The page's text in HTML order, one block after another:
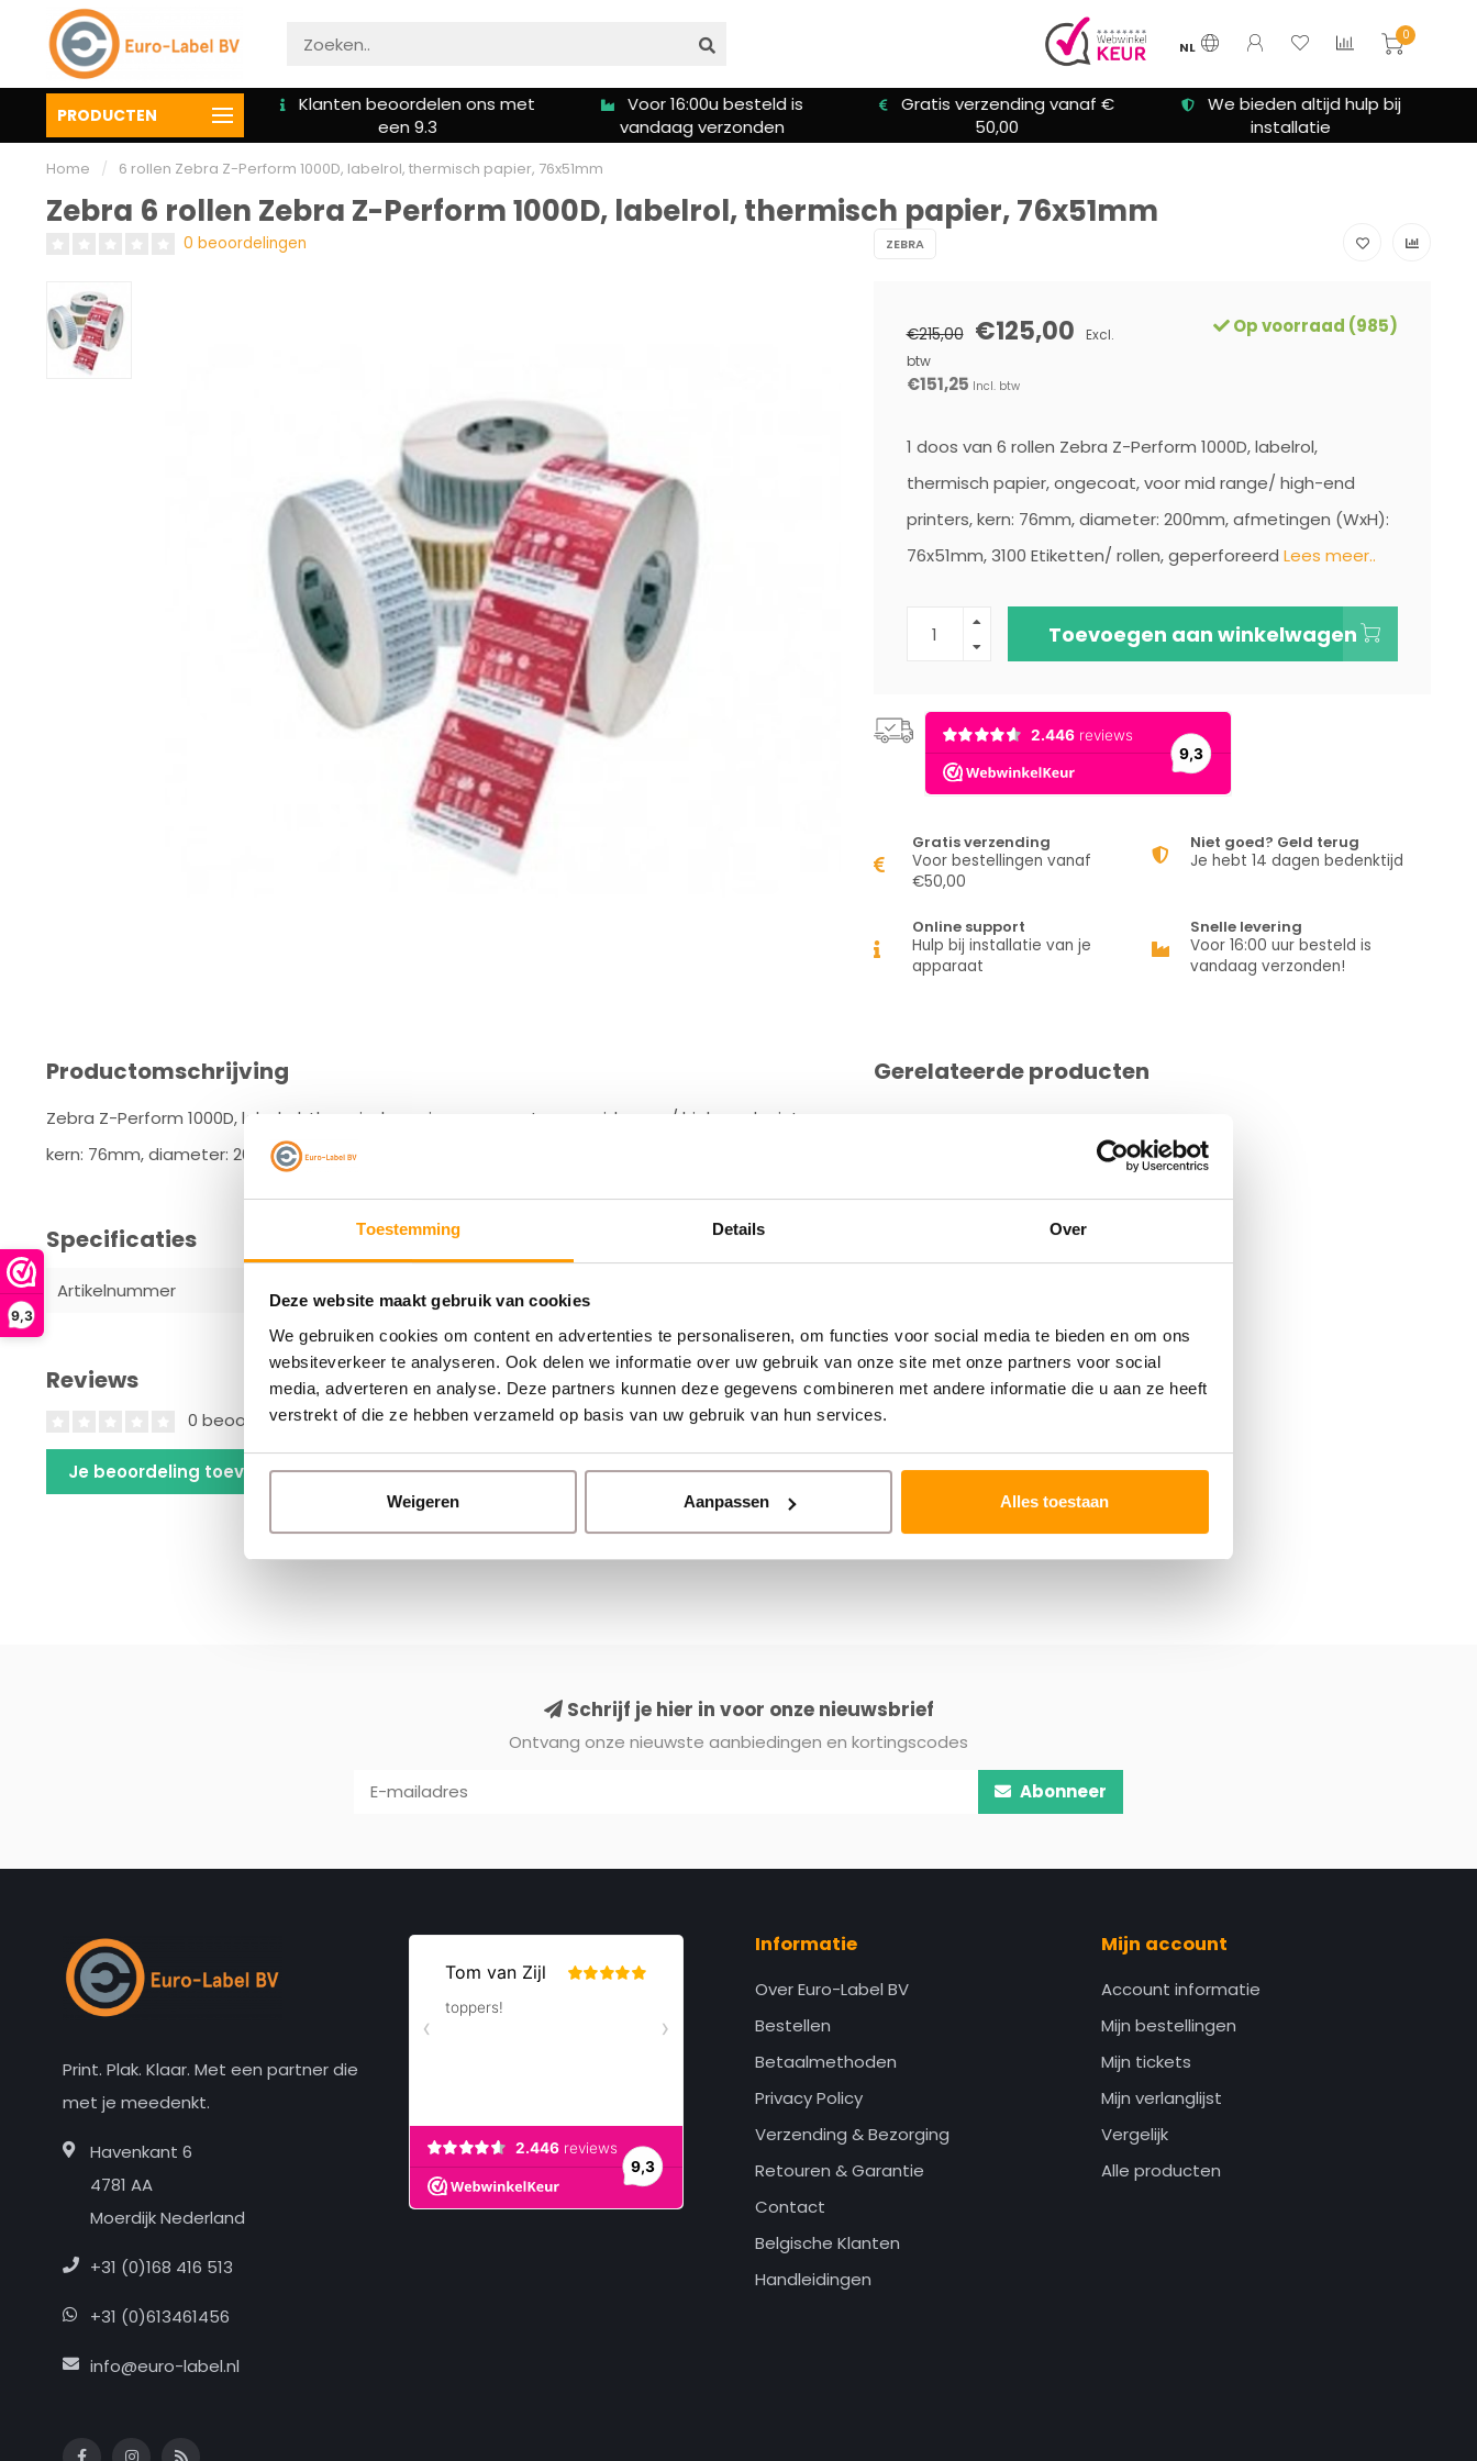
Toestemming Details Over
Deze website maakt gebruik van cookies
We gebruiken cookies om content en advertenties te personaliseren, om functies voor social media te bieden en om ons
websiteverkeer te analyseren. Ook delen we informatie over uw gebruik van onze site met onze partners voor social
media, adverteren en analyse. Deze partners kunnen deze gegevens combineren met andere informatie die u aan ze heeft
verstrekt of die ze hebben verzameld op basis van uw gebruik van hun services.
Weigeren Aanpassen Alles toestaan
9,3
NL
0
PRODUCTEN
We bieden altijd hulp bij
installatie
Klanten beoordelen ons met
een 9.3
Voor 16:00u besteld is
vandaag verzonden
Gratis verzending vanaf €
50,00
We bieden altijd hulp bij
installatie
Home / 6 rollen Zebra Z-Perform 1000D, labelrol, thermisch papier, 76x51mm
Zebra 6 rollen Zebra Z-Perform 1000D, labelrol, thermisch papier, 76x51mm
0 beoordelingen ZEBRA
€215,00 €125,00
Excl.
btw
€151,25 Incl. btw
Op voorraad (985)
1 doos van 6 rollen Zebra Z-Perform 1000D, labelrol,
thermisch papier, ongecoat, voor mid range/ high-end
printers, kern: 76mm, diameter: 200mm, afmetingen (WxH):
76x51mm, 3100 Etiketten/ rollen, geperforeerd Lees meer..
Toevoegen aan winkelwagen
Gratis verzending
Voor bestellingen vanaf
€50,00
Niet goed? Geld terug
Je hebt 14 dagen bedenktijd
Online support
Hulp bij installatie van je
apparaat
Snelle levering
Voor 16:00 uur besteld is
vandaag verzonden!
Productomschrijving
Zebra Z-Perform 1000D, labelrol, thermisch papier, ongecoat, voor mid range/ high-end printers,
kern: 76mm, diameter: 200mm, afmetingen (WxH): 76x51mm, 3100 Etiketten/ rollen, geperforeerd
Specificaties
Artikelnummer 3005807
Reviews
0 beoordelingen
Je beoordeling toevoegen
Gerelateerde producten
Schrijf je hier in voor onze nieuwsbrief
Ontvang onze nieuwste aanbiedingen en kortingscodes
Abonneer
Print. Plak. Klaar. Met een partner die
met je meedenkt.
Havenkant 6
4781 AA
Moerdijk Nederland
+31 (0)168 416 513
+31 (0)613461456
info@euro-label.nl
Informatie
Over Euro-Label BV
Bestellen
Betaalmethoden
Privacy Policy
Verzending & Bezorging
Retouren & Garantie
Contact
Belgische Klanten
Handleidingen
Mijn account
Account informatie
Mijn bestellingen
Mijn tickets
Mijn verlanglijst
Vergelijk
Alle producten